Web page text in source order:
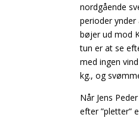
nordgående
perioder
bøjer ud mod
tun er at se
med ingen
kg., og
Når Jens
efter ”pletter”